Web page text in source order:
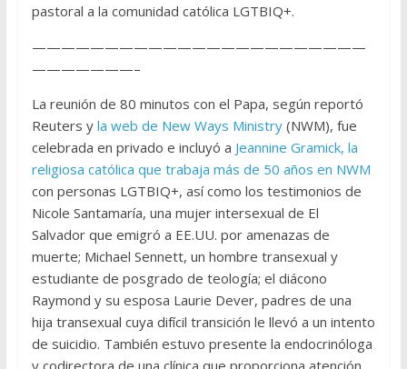
pastoral a la comunidad católica LGTBIQ+.
———————————————————————
———————–
La reunión de 80 minutos con el Papa, según reportó
Reuters y la web de New Ways Ministry(NWM), fue
celebrada en privado e incluyó a Jeannine Gramick, la
religiosa católica que trabaja más de 50 años en NWM
con personas LGTBIQ+, así como los testimonios de
Nicole Santamaría, una mujer intersexual de El
Salvador que emigró a EE.UU. por amenazas de
muerte; Michael Sennett, un hombre transexual y
estudiante de posgrado de teología; el diácono
Raymond y su esposa Laurie Dever, padres de una
hija transexual cuya difícil transición le llevó a un intento
de suicidio. También estuvo presente la endocrinóloga